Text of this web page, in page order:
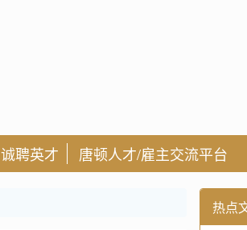
诚聘英才 唐顿人才/雇主交流平台
热点